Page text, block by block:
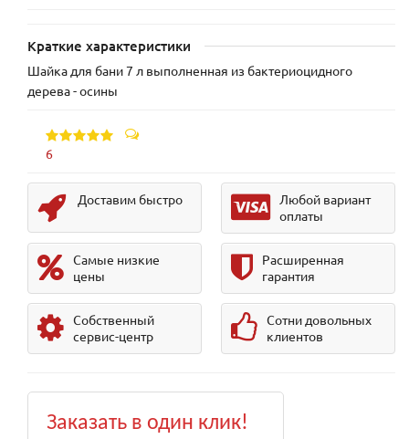
Краткие характеристики
Шайка для бани 7 л выполненная из бактериоцидного
дерева - осины
6
Доставим быстро
Любой вариант
оплаты
Самые низкие
цены
Расширенная
гарантия
Собственный
сервис-центр
Сотни довольных
клиентов
Заказать в один клик!